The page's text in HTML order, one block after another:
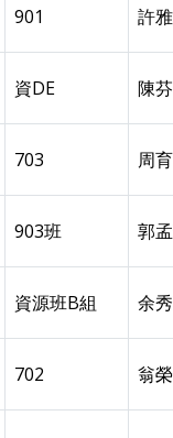
901 許
資DE 陳
703 周
903班 郭
資源班B組 余
702 翁